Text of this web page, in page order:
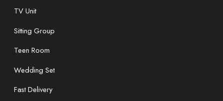
TV Unit
Sitting Group
Teen Room
Wedding Set
Fast Delivery